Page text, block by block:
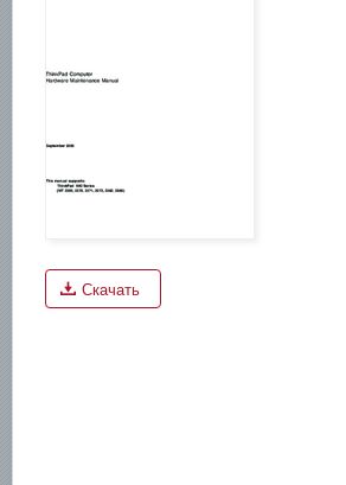
Скачать